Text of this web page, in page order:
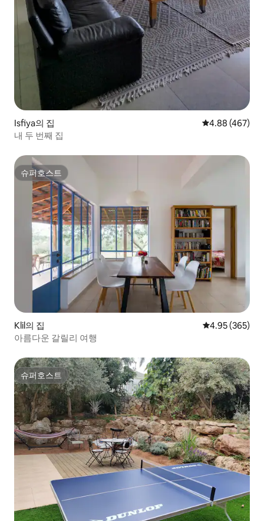
Isfiya의 집 평점 4.88점(5
4.88 (467)
내 두 번째 집
슈퍼호스트
슈퍼호스트
Klil의 집 평점 4.95점(5
4.95 (365)
아름다운 갈릴리 여행
슈퍼호스트
슈퍼호스트